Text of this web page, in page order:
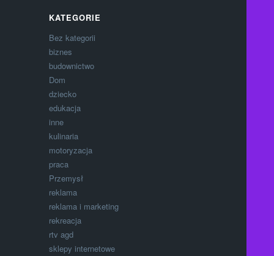
KATEGORIE
Bez kategorii
biznes
budownictwo
Dom
dziecko
edukacja
inne
kulinaria
motoryzacja
praca
Przemysł
reklama
reklama i marketing
rekreacja
rtv agd
sklepy internetowe